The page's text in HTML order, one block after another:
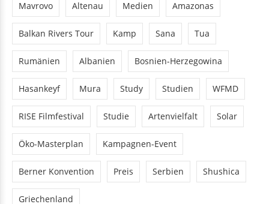
Mavrovo Altenau Medien Amazonas
Balkan Rivers Tour Kamp Sana Tua
Rumänien Albanien Bosnien-Herzegowina
Hasankeyf Mura Study Studien WFMD
RISE Filmfestival Studie Artenvielfalt Solar
Öko-Masterplan Kampagnen-Event
Berner Konvention Preis Serbien Shushica
Griechenland